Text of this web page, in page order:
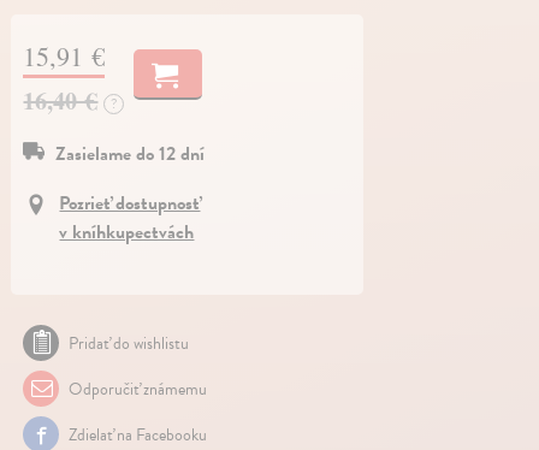
15,91 €
16,40 € ?
Zasielame do 12 dní
Pozrieť dostupnosť
v kníhkupectvách
Pridať do wishlistu
Odporučiť známemu
Zdielať na Facebooku